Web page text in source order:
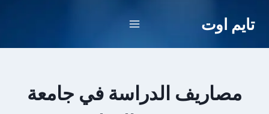
تايم اوت
مصاريف الدراسة في جامعة